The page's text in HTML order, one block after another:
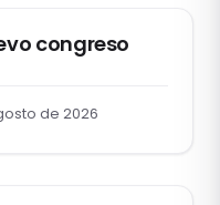
congreso
de 2026